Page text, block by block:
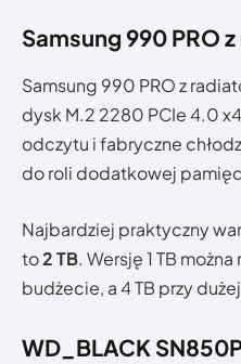
Samsung 990 PRO
Samsung 990 PRO z
dysk M.2 2280 PCIe 4.0
odczytu i fabryczne
do roli dodatkowej
Najbardziej praktyczny
to2 TB. Wersję 1 TB
budżecie, a 4 TB przy
WD_BLACK